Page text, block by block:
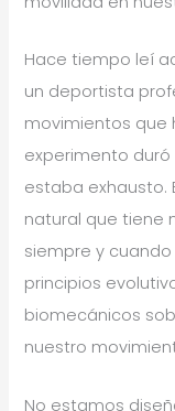
Hace tiempo leí
un deportista
movimientos que
experimento
estaba exhausto.
natural que tiene
siempre y
principios
biomecánicos
nuestro
No estamos